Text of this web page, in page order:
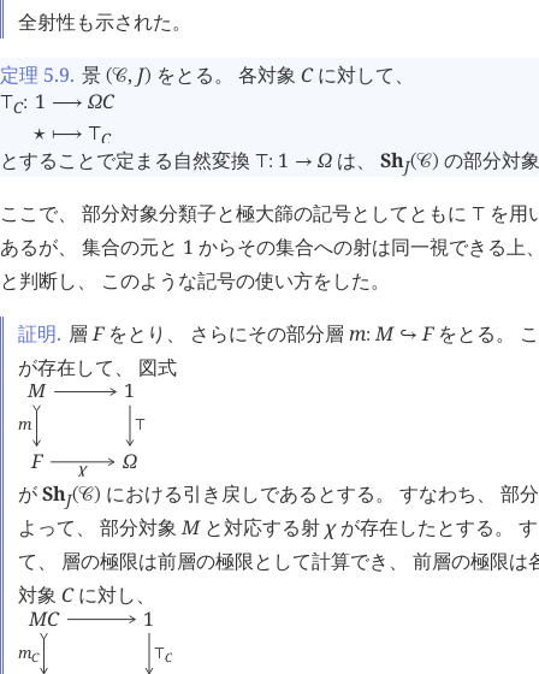
全射性も示された。
定理 5.9. 景 (󰒚, J) をとる。 各対象Cに対して、
C: 1 ⟶ ΩC
⋆ ⟼ ⊤C
とすることで定まる自然変換 : 1 → Ω は、ShJ(󰒚) の部分対
ここで、 部分対象分類子と極大篩の記号としてともに
を用
あるが、 集合の元と 1 からその集合への射は同一視できる上
と判断し、 このような記号の使い方をした。
証明. 層Fをとり、 さらにその部分層 m: M ↪ Fをとる。
が存在して、 図式
M
1
F Ω
m
χ
がShJ(󰒚) における引き戻しであるとする。 すなわち、 部
よって、 部分対象Mと対応する射 χが存在したとする。
て、 層の極限は前層の極限として計算でき、 前層の極限は
対象 Cに対し、
MC 1
mC ⊤C